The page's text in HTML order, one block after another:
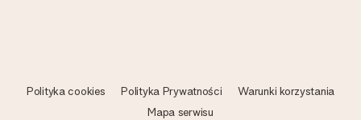
Polityka cookies Polityka Prywatności
Warunki korzystania
Mapa serwisu